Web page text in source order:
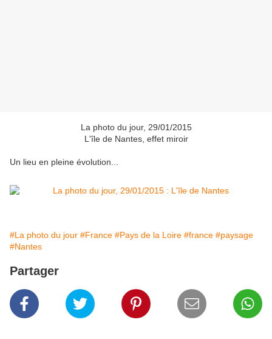
La photo du jour, 29/01/2015
L'île de Nantes, effet miroir
Un lieu en pleine évolution...
#La photo du jour #France #Pays de la Loire #france #paysage
#Nantes
Partager